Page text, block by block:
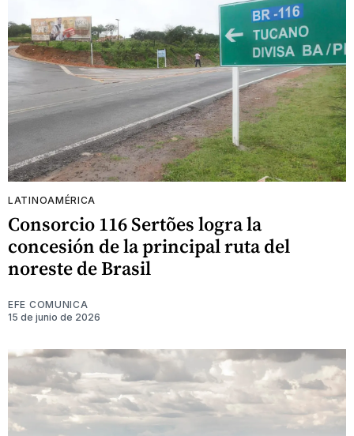
LATINOAMÉRICA
Consorcio 116 Sertões logra la
concesión de la principal ruta del
noreste de Brasil
EFE COMUNICA
15 de junio de 2026